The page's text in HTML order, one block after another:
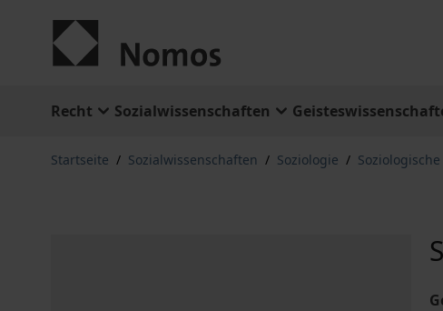
Recht Sozialwissenschaften
Startseite / Sozialwissenschaften / Soziologie /